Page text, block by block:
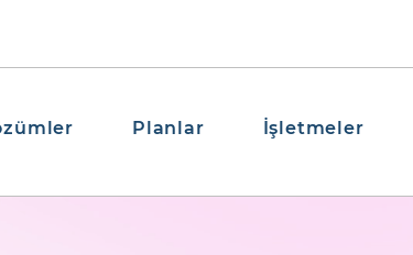
Planlar İşletmeler